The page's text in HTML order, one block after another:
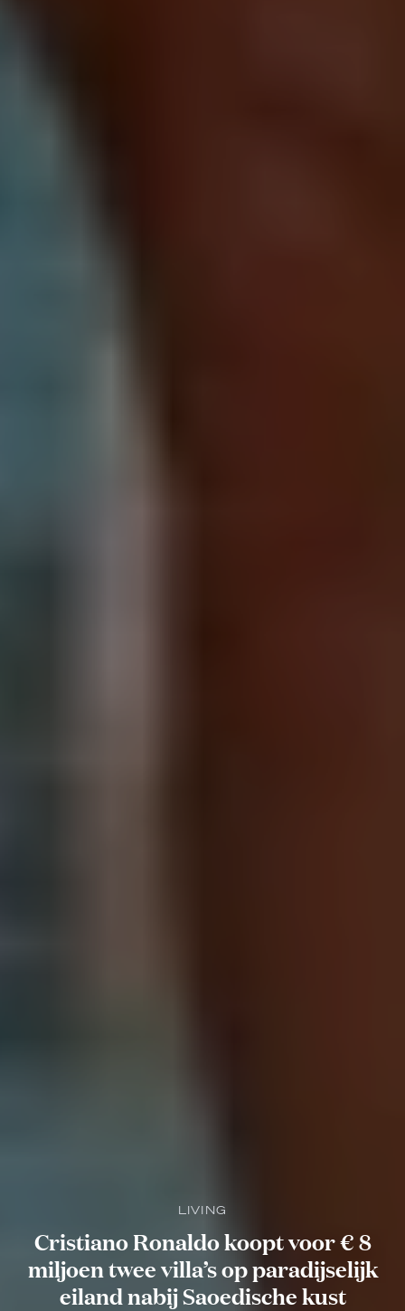
LIVING
Cristiano Ronaldo koopt voor € 8
miljoen twee villa’s op paradijselijk
eiland nabij Saoedische kust